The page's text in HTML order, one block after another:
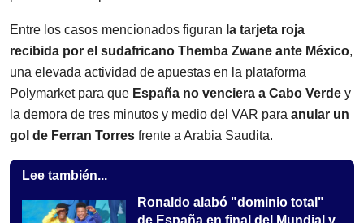
Entre los casos mencionados figuran la tarjeta roja
recibida por el sudafricano Themba Zwane ante México,
una elevada actividad de apuestas en la plataforma
Polymarket para que España no venciera a Cabo Verde y
la demora de tres minutos y medio del VAR para anular un
gol de Ferran Torres frente a Arabia Saudita.
Lee también...
Ronaldo alabó "dominio total"